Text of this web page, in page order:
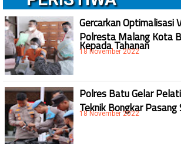
Gercarkan Optimalisasi
Polresta Malang Kota
Kepada Tahanan
18 November 2022
Polres Batu Gelar
Teknik Bongkar Pasang
18 November 2022